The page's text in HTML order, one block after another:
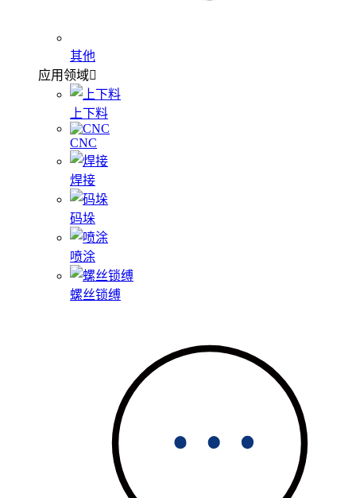
其他
应用领域
上下料
CNC
焊接
码垛
喷涂
螺丝锁缚